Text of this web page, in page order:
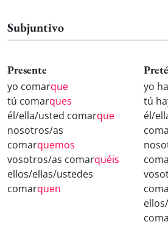
Subjuntivo
Presente
yo comarque
tú comarques
él/ella/usted comarque
nosotros/as
comarquemos
vosotros/as comarquéis
ellos/ellas/ustedes
comarquen
yo
tú
él/